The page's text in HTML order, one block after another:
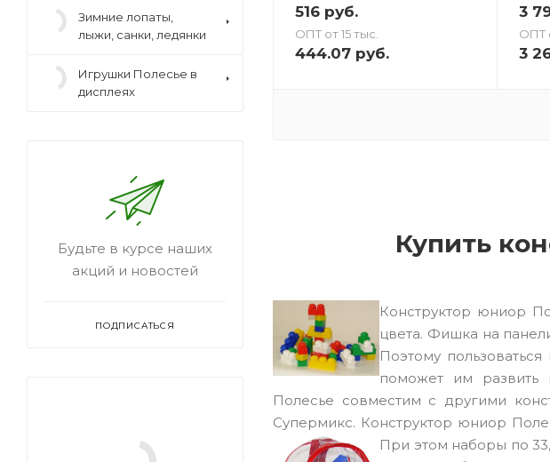
516 руб.
ОПТ от 15 тыс.
444.07 руб.
3
ОПТ
3
Купить
Конструктор юниор
цвета. Фишка на
Поэтому
поможет им развить
Полесье совместим с другими
Супермикс. Конструктор юниор
При этом наборы по
лыжи, санки, ледянки
дисплеях
акций и новостей